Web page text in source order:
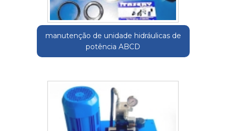
manutenção de unidade hidráulicas de
potência ABCD